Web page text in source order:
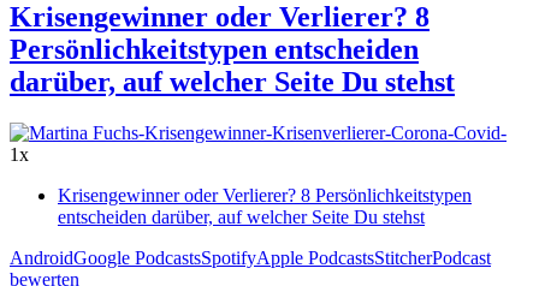
Krisengewinner oder Verlierer? 8
Persönlichkeitstypen entscheiden
darüber, auf welcher Seite Du stehst
1x
Krisengewinner oder Verlierer? 8 Persönlichkeitstypen
entscheiden darüber, auf welcher Seite Du stehst
AndroidGoogle PodcastsSpotifyApple PodcastsStitcherPodcast
bewerten